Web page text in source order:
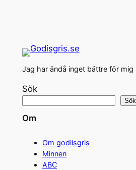
Jag har ändå inget bättre för mig
Sök
Sök
Om
Om godiisgris
Minnen
ABC